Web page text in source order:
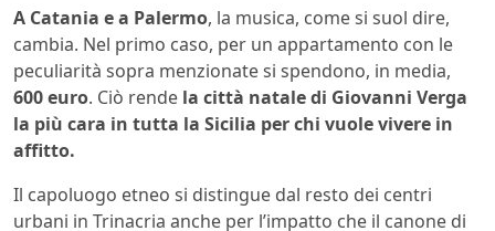
A Catania e a Palermo, la musica, come si suol dire,
cambia. Nel primo caso, per un appartamento con le
peculiarità sopra menzionate si spendono, in media,
600 euro. Ciò rende la città natale di Giovanni Verga
la più cara in tutta la Sicilia per chi vuole vivere in
affitto.
Il capoluogo etneo si distingue dal resto dei centri
urbani in Trinacria anche per l’impatto che il canone di